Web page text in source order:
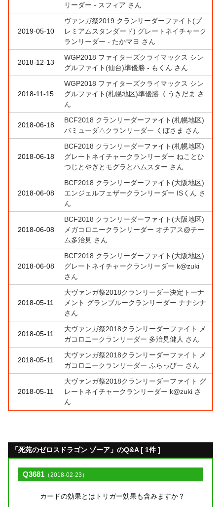
リーダー - スフィア さん
2019-05-10
ヴァンガ祭2019 クランリーダーファイト(プ
レミアムスタンダード) グレートネイチャーク
ランリーダー - たかマヨ さん
2018-12-13
WGP2018 ファイターズクライマックス シン
グルファイト(仙台)準優勝 - もくん さん
2018-11-15
WGP2018 ファイターズクライマックス シン
グルファイト(札幌地区)準優勝 くうきだま さ
ん
2018-06-18
BCF2018 クランリーダーファイト(札幌地区)
バミューダ△クランリーダー くぼさま さん
2018-06-18
BCF2018 クランリーダーファイト(札幌地区)
グレートネイチャークランリーダー ねことひ
つじとやぎとモグラとハムスター さん
2018-06-08
BCF2018 クランリーダーファイト(大阪地区)
エンジェルフェザークランリーダー ISくん さ
ん
2018-06-08
BCF2018 クランリーダーファイト(大阪地区)
メガコロニークランリーダー オチアス@チー
ム多治見 さん
2018-06-08
BCF2018 クランリーダーファイト(大阪地区)
グレートネイチャークランリーダー k@zuki
さん
2018-05-11
大ヴァンガ祭2018クランリーダー決定トーナ
メント グランブルークランリーダー ナナシナ
さん
2018-05-11
大ヴァンガ祭2018クランリーダーファイト メ
ガコロニークランリーダー 多治見健人 さん
2018-05-11
大ヴァンガ祭2018クランリーダーファイト メ
ガコロニークランリーダー ふらっぴー さん
2018-05-11
大ヴァンガ祭2018クランリーダーファイト グ
レートネイチャークランリーダー k@zuki さ
ん
「死苑のゼロスドラゴン ゾーア」のQ&A [ 1件 ]
Q3681 （2018-02-23）
カードの効果とはトリガー効果も含みますか？